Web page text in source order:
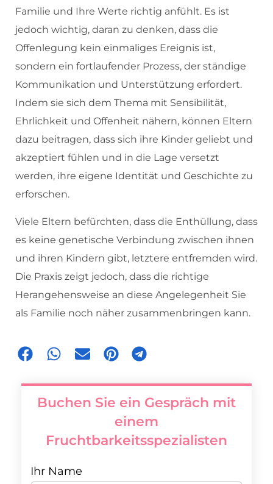
Familie und Ihre Werte richtig anfühlt. Es ist
jedoch wichtig, daran zu denken, dass die
Offenlegung kein einmaliges Ereignis ist,
sondern ein fortlaufender Prozess, der ständige
Kommunikation und Unterstützung erfordert.
Indem sie sich dem Thema mit Sensibilität,
Ehrlichkeit und Offenheit nähern, können Eltern
dazu beitragen, dass sich ihre Kinder geliebt und
akzeptiert fühlen und in die Lage versetzt
werden, ihre eigene Identität und Geschichte zu
erforschen.
Viele Eltern befürchten, dass die Enthüllung, dass
es keine genetische Verbindung zwischen ihnen
und ihren Kindern gibt, letztere entfremden wird.
Die Praxis zeigt jedoch, dass die richtige
Herangehensweise an diese Angelegenheit Sie
als Familie noch näher zusammenbringen kann.
Buchen Sie ein Gespräch mit
einem
Fruchtbarkeitsspezialisten
Ihr Name